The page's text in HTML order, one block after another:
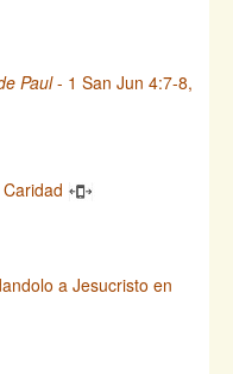
Paul- 1 San Jun 4:7-8,
a Jesucristo en